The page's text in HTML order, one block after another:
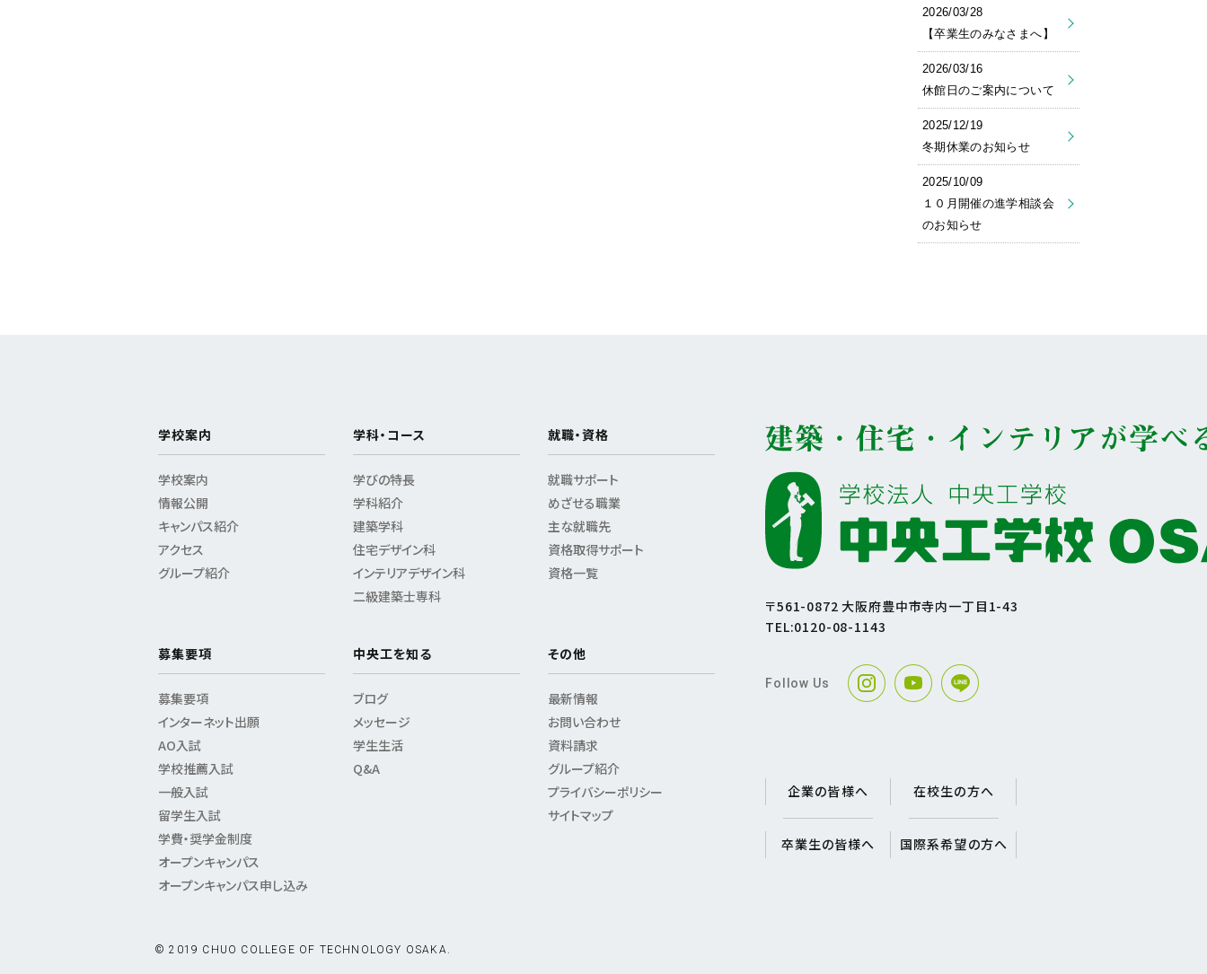
2026/03/28
【卒業生のみなさまへ】
2026/03/16
休館日のご案内について
2025/12/19
冬期休業のお知らせ
2025/10/09
１０月開催の進学相談会
のお知らせ
学校案内
学校案内
情報公開
キャンパス紹介
アクセス
グループ紹介
学科・コース
学びの特長
学科紹介
建築学科
住宅デザイン科
インテリアデザイン科
二級建築士専科
就職・資格
就職サポート
めざせる職業
主な就職先
資格取得サポート
資格一覧
募集要項
募集要項
インターネット出願
AO入試
学校推薦入試
一般入試
留学生入試
学費・奨学金制度
オープンキャンパス
オープンキャンパス申し込み
中央工を知る
ブログ
メッセージ
学生生活
Q&A
その他
最新情報
お問い合わせ
資料請求
グループ紹介
プライバシーポリシー
サイトマップ
〒561-0872 大阪府豊中市寺内一丁目1-43
TEL:0120-08-1143
Follow Us
企業の皆様へ 在校生の方へ
卒業生の皆様へ 国際系希望の方へ
© 2019 CHUO COLLEGE OF TECHNOLOGY OSAKA.